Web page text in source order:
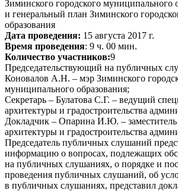
Зиминского городского муниципального
и генеральный план Зиминского
образования
Дата проведения: 15 августа 2017 г.
Время проведения: 9 ч. 00 мин.
Количество участников:9
Председательствующий на публичных
Коновалов А.Н. – мэр Зиминского
муниципального образования;
Секретарь – Булатова С.Г. – ведущий
архитектуры и градостроительства
Докладчик – Опарина И.Ю. – заместитель
архитектуры и градостроительства
Председатель публичных слушаний
информацию о вопросах, подлежащих
на публичных слушаниях, о порядке и
проведения публичных слушаний, об
в публичных слушаниях, представил